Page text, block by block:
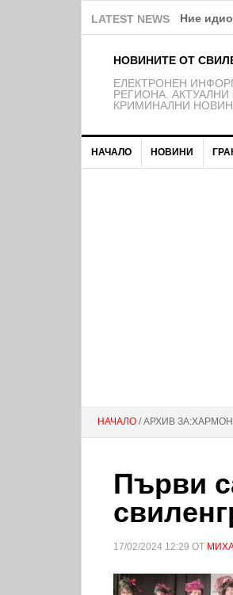
LATEST NEWS Ние
НОВИНИТЕ ОТ
EЛЕКТРОНЕН
РЕГИОНА.
КРИМИНАЛНИ
НАЧАЛО НОВИНИ
НАЧАЛО / АРХИВ
Първи
17/02/2024 12:29 ОТ